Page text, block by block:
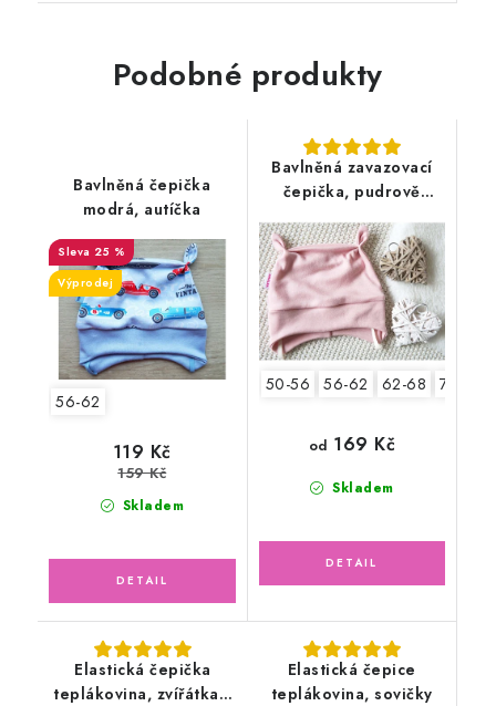
Podobné produkty
Bavlněná čepička
modrá, autíčka
25 %
Výprodej
56-62
Skladem
119 Kč
159 Kč
Bavlněná zavazovací
čepička, pudrově
50-56 56-62 62-68 74-80
Skladem
od 169 Kč
Elastická čepička
teplákovina, zvířátka v
Elastická čepice
teplákovina, sovičky